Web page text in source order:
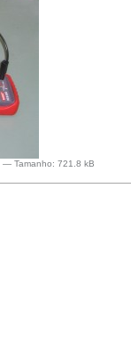
— Tamanho: 721.8 kB